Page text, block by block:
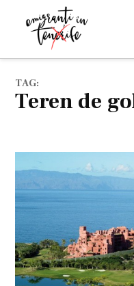
in
TAG:
teren de